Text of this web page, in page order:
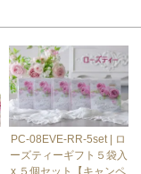
PC-08EVE-RR-5set | ロ
ーズティーギフト５袋入